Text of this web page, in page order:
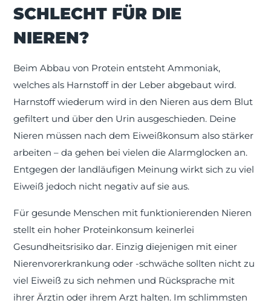
CHLECHT FÜR DIE N
IEREN?
Beim Abbau von Protein entsteht Ammoniak,
welches als Harnstoff in der Leber abgebaut wird.
Harnstoff wiederum wird in den Nieren aus dem Blut
gefiltert und über den Urin ausgeschieden. Deine
Nieren müssen nach dem Eiweißkonsum also stärker
arbeiten – da gehen bei vielen die Alarmglocken an.
Entgegen der landläufigen Meinung wirkt sich zu viel
Eiweiß jedoch nicht negativ auf sie aus.
Für gesunde Menschen mit funktionierenden Nieren
stellt ein hoher Proteinkonsum keinerlei
Gesundheitsrisiko dar. Einzig diejenigen mit einer
Nierenvorerkrankung oder -schwäche sollten nicht zu
viel Eiweiß zu sich nehmen und Rücksprache mit
ihrer Ärztin oder ihrem Arzt halten. Im schlimmsten